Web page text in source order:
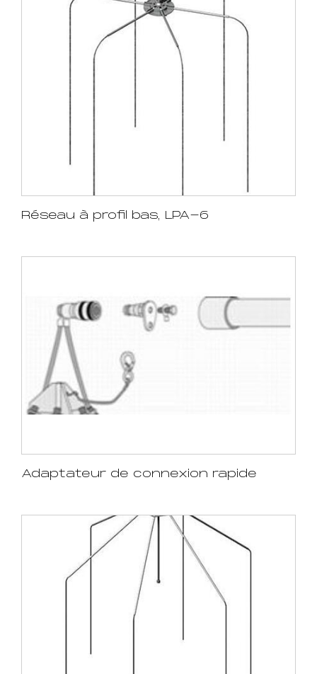
Réseau à profil bas, LPA-6
Adaptateur de connexion rapide